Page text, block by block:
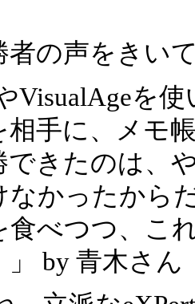
者の声をきい
VisualAgeを
相手に、メモ
できたのは、
なかったから
食べつつ、こ
by 青木さん